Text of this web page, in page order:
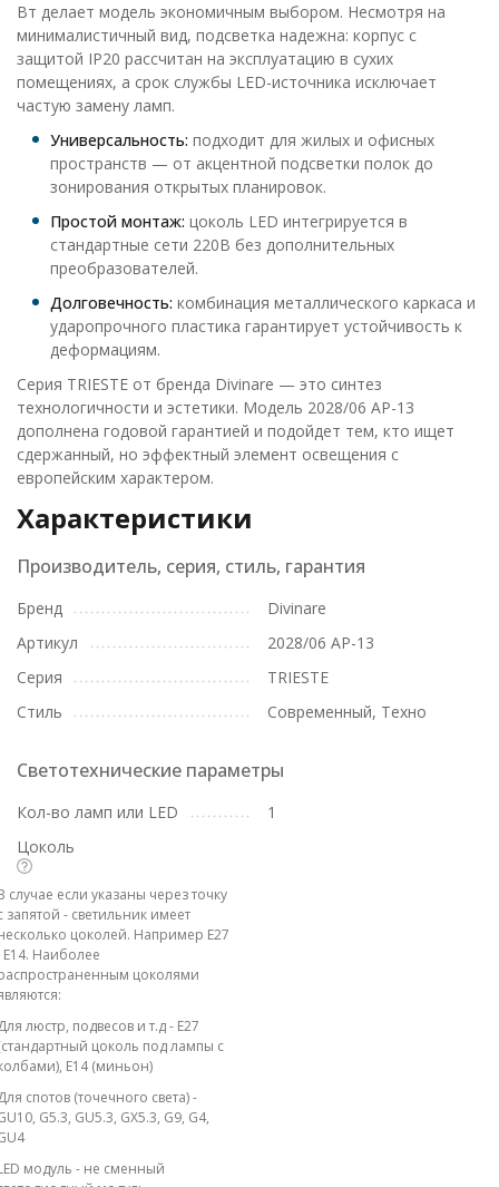
Вт делает модель экономичным выбором. Несмотря на
минималистичный вид, подсветка надежна: корпус с
защитой IP20 рассчитан на эксплуатацию в сухих
помещениях, а срок службы LED-источника исключает
частую замену ламп.
Универсальность: подходит для жилых и офисных
пространств — от акцентной подсветки полок до
зонирования открытых планировок.
Простой монтаж: цоколь LED интегрируется в
стандартные сети 220В без дополнительных
преобразователей.
Долговечность: комбинация металлического каркаса и
ударопрочного пластика гарантирует устойчивость к
деформациям.
Серия TRIESTE от бренда Divinare — это синтез
технологичности и эстетики. Модель 2028/06 AP-13
дополнена годовой гарантией и подойдет тем, кто ищет
сдержанный, но эффектный элемент освещения с
европейским характером.
Характеристики
Производитель, серия, стиль, гарантия
Бренд
Divinare
Артикул
2028/06 AP-13
Серия
TRIESTE
Стиль
Современный, Техно
Светотехнические параметры
Кол-во ламп или LED
1
Цоколь
случае если указаны через точку
запятой - светильник имеет
цоколей. Например E27
E14. Наиболее
цоколями
люстр, подвесов и т.д - E27
цоколь под лампы с
E14 (миньон)
спотов (точечного света) -
G5.3, GU5.3, GX5.3, G9, G4,
модуль - не сменный